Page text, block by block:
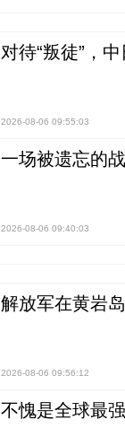
对待“叛徒”，
2026-08-06 09:55:03
一场被遗忘的
2026-08-06 09:40:03
解放军在黄岩
2026-08-06 09:56:12
不愧是全球最